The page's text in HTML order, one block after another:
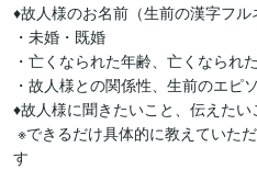
♦故人様のお名前（生前の漢字フル
・未婚・既婚
・亡くなられた年齢、亡くなられ
・故人様との関係性、生前のエピ
♦故人様に聞きたいこと、伝えたい
す